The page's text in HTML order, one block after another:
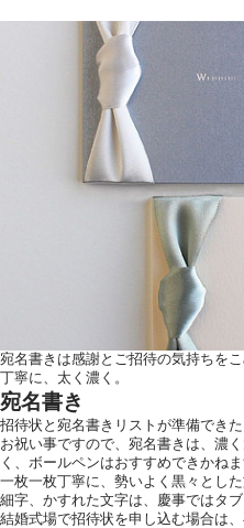
フォトガイドツアー
ドレス・和装
ウエディングレポート
ご列席の皆様へ
お問い合わせ・
資料請求
ご成
宛名書きは感謝とご招待の気持ちを
丁寧に、太く濃く。
宛名書き
招待状と宛名書きリストが準備でき
お祝い事ですので、宛名書きは、濃
く、ボールペンはおすすめできかねま
一枚一枚丁寧に、勢いよく黒々とし
細字、かすれた文字は、慶事ではタブ
結婚式場で招待状を申し込む場合は